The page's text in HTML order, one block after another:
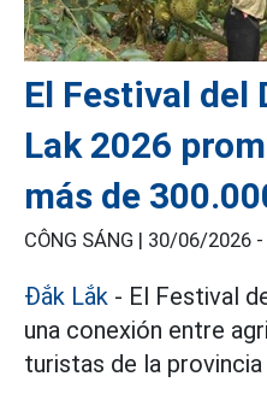
El Festival del
Lak 2026
más de
CÔNG SÁNG | 30/06/2026 -
Đắk Lắk - El Festival
una conexión entre
turistas de la